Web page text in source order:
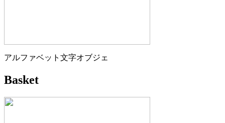
アルファベット文字オブジェ
Basket